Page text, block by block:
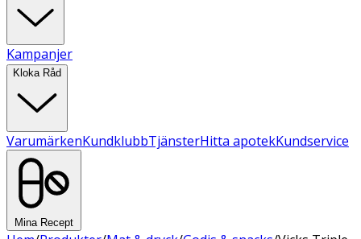
Kampanjer
Kloka Råd
VarumärkenKundklubbTjänsterHitta apotekKundservice
Mina Recept